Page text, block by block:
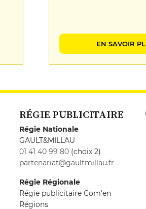
EN SAVOIR
RÉGIE PUBLICITAIRE
Régie Nationale
GAULT&MILLAU
01 41 40 99 80 (choix 2)
partenariat@gaultmillau.fr
Régie Régionale
Régie publicitaire Com'en
Régions